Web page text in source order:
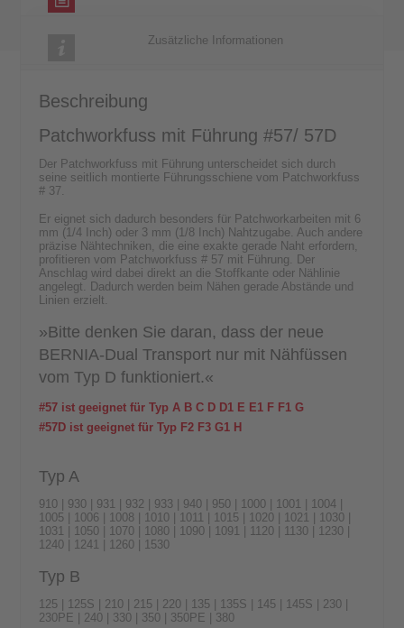
Zusätzliche Informationen
Beschreibung
Patchworkfuss mit Führung #57/ 57D
Der Patchworkfuss mit Führung unterscheidet sich durch
seine seitlich montierte Führungsschiene vom Patchworkfuss
# 37.
Er eignet sich dadurch besonders für Patchworkarbeiten mit 6
mm (1/4 Inch) oder 3 mm (1/8 Inch) Nahtzugabe. Auch andere
präzise Nähtechniken, die eine exakte gerade Naht erfordern,
profitieren vom Patchworkfuss # 57 mit Führung. Der
Anschlag wird dabei direkt an die Stoffkante oder Nählinie
angelegt. Dadurch werden beim Nähen gerade Abstände und
Linien erzielt.
»Bitte denken Sie daran, dass der neue
BERNIA-Dual Transport nur mit Nähfüssen
vom Typ D funktioniert.«
#57 ist geeignet für Typ A B C D D1 E E1 F F1 G
#57D ist geeignet für Typ F2 F3 G1 H
Typ A
910 | 930 | 931 | 932 | 933 | 940 | 950 | 1000 | 1001 | 1004 |
1005 | 1006 | 1008 | 1010 | 1011 | 1015 | 1020 | 1021 | 1030 |
1031 | 1050 | 1070 | 1080 | 1090 | 1091 | 1120 | 1130 | 1230 |
1240 | 1241 | 1260 | 1530
Typ B
125 | 125S | 210 | 215 | 220 | 135 | 135S | 145 | 145S | 230 |
230PE | 240 | 330 | 350 | 350PE | 380